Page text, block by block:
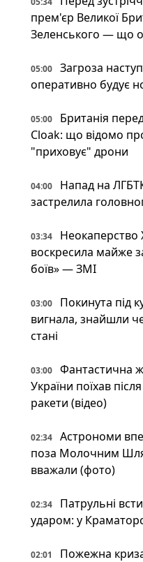
прем'єр Великої
Зеленського — що
05:00
Загроза
оперативно будує
05:00
Британія
Cloak: що відомо
"приховує" дрони
04:00
Напад на
застрелила
03:34
Неокаперство
воскресила майже
боїв» — ЗМІ
03:00
Покинута під
вигнала, знайшли
стані
03:00
Фантастична
України поїхав
ракети (відео)
02:34
Астрономи
поза Молочним
вважали (фото)
02:34
Патрульні
ударом: у
02:01
Пожежна